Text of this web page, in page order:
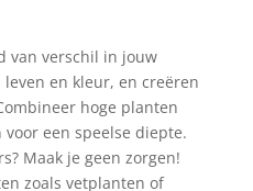
van verschil in jouw
en kleur, en creëren
hoge planten
een speelse diepte.
Maak je geen zorgen!
zoals vetplanten of